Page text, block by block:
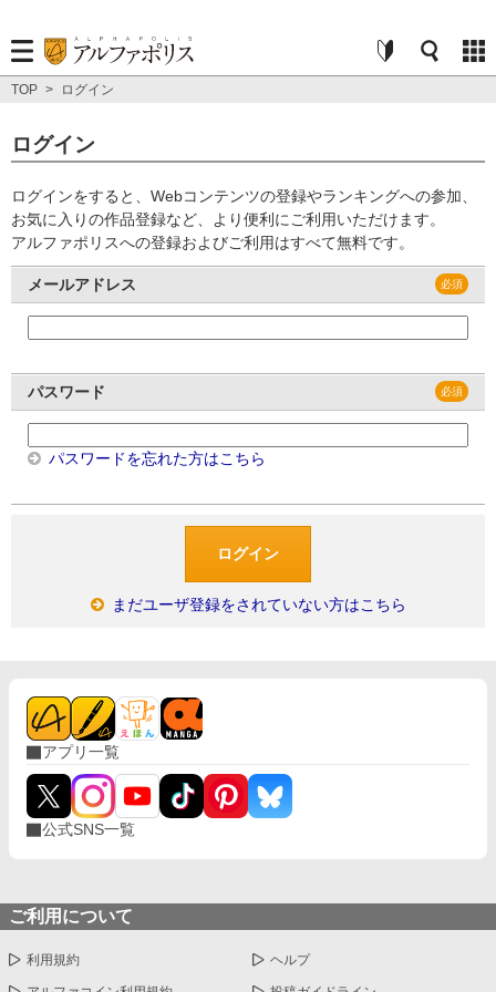
TOP > ログイン
ログイン
ログインをすると、Webコンテンツの登録やランキングへの参加、
お気に入りの作品登録など、より便利にご利用いただけます。
アルファポリスへの登録およびご利用はすべて無料です。
メールアドレス
パスワード
パスワードを忘れた方はこちら
まだユーザ登録をされていない方はこちら
アプリ一覧
公式SNS一覧
ご利用について
利用規約 ヘルプ